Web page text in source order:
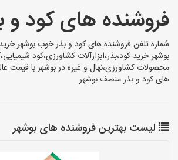
استان ها
فروشنده های کود و
شماره تلفن فروشنده های کود و بذر خوب بوشهر
بوشهر خرید کود،بذر،ابزارآلات کشاورزی،کود
محصولات کشاورزی،نهال و غیره در بوشهر با قیمت
های کود و بذر منصف بوشهر
لیست بهترین فروشنده های بوشهر